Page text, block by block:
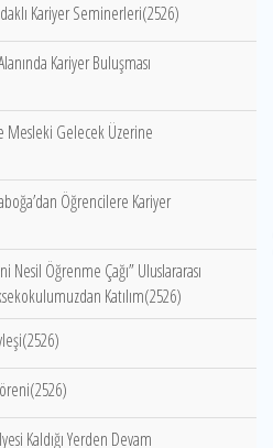
Kariyer Seminerleri(2526)
Kariyer Buluşması
Mesleki Gelecek Üzerine
Öğrencilere Kariyer
Nesil Öğrenme Çağı” Uluslararası
Katılım(2526)
Kaldığı Yerden Devam